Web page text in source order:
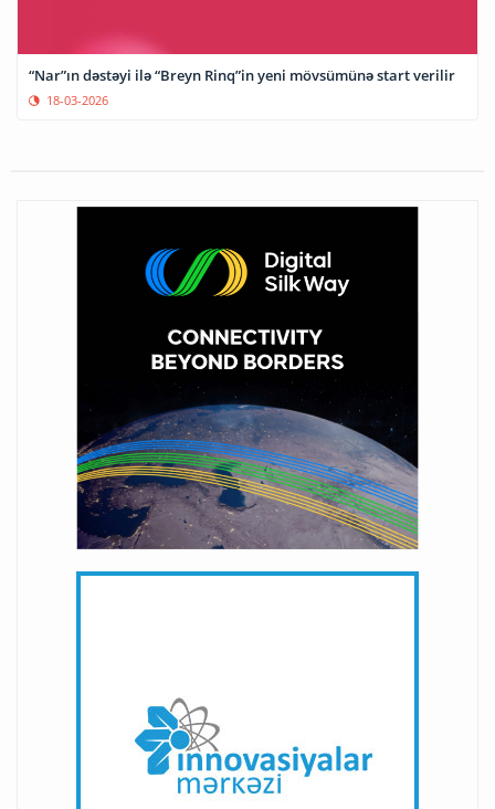
“Nar”ın dəstəyi ilə “Breyn Rinq”in yeni mövsümünə start verilir
18-03-2026